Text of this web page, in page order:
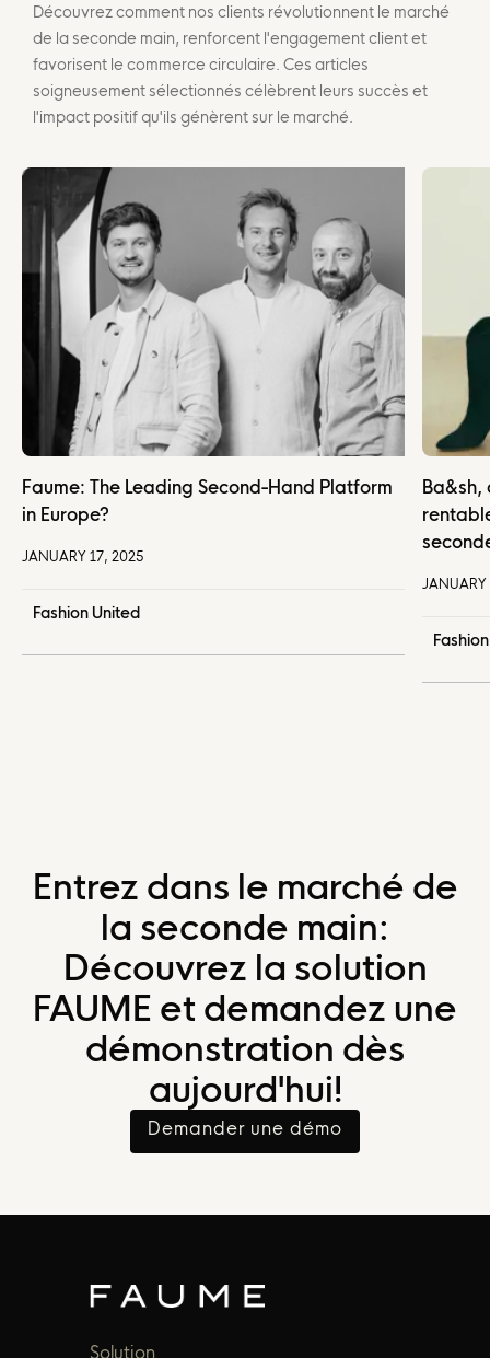
Découvrez comment nos clients révolutionnent le marché
de la seconde main, renforcent l'engagement client et
favorisent le commerce circulaire. Ces articles
soigneusement sélectionnés célèbrent leurs succès et
l'impact positif qu'ils génèrent sur le marché.
Faume: The Leading Second-Hand Platform
in Europe?
JANUARY 17, 2025
Fashion United
Ba&sh,
Entrez dans le marché de
la seconde main:
Découvrez la solution
FAUME et demandez une
démonstration dès
aujourd'hui!
Demander une démo
Solution